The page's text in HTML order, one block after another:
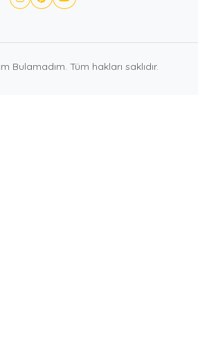
Bulamadım. Tüm hakları saklıdır.